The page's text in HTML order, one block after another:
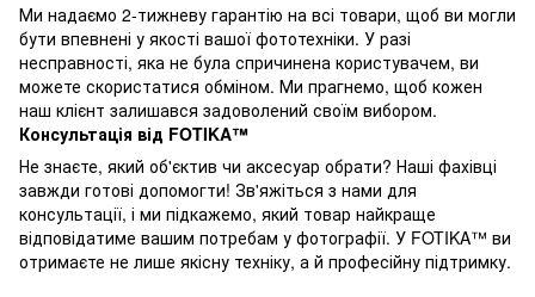
Ми надаємо 2-тижневу гарантію на всі товари, щоб ви могли
бути впевнені у якості вашої фототехніки. У разі
несправності, яка не була спричинена користувачем, ви
можете скористатися обміном. Ми прагнемо, щоб кожен
наш клієнт залишався задоволений своїм вибором.
Консультація від FOTIKA™
Не знаєте, який об'єктив чи аксесуар обрати? Наші фахівці
завжди готові допомогти! Зв'яжіться з нами для
консультації, і ми підкажемо, який товар найкраще
відповідатиме вашим потребам у фотографії. У FOTIKA™ ви
отримаєте не лише якісну техніку, а й професійну підтримку.